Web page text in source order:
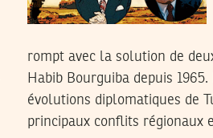
rompt avec la solution de
Habib Bourguiba depuis
évolutions diplomatiques de
principaux conflits régionaux